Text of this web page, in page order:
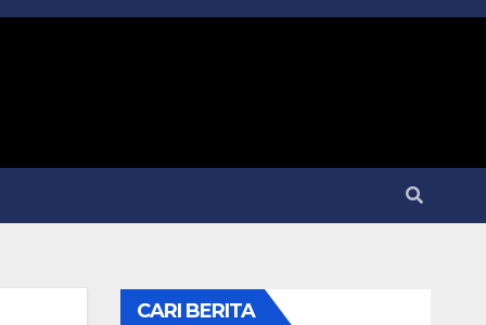
CARI BERITA